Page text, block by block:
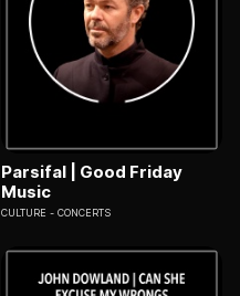
Parsifal | Good Friday
Music
CULTURE CONCERTS